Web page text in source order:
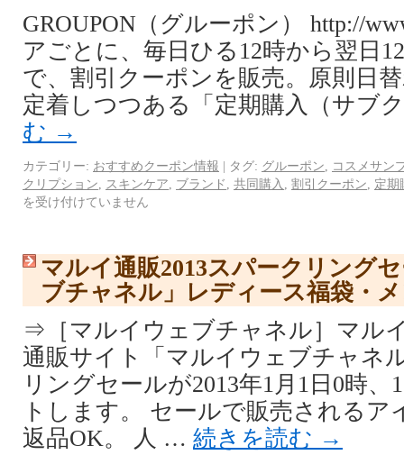
GROUPON（グルーポン） http://
アごとに、毎日ひる12時から翌日
で、割引クーポンを販売。原則日
定着しつつある「定期購入（サブ
む →
カテゴリー: おすすめクーポン情報 | タグ: グルーポン
コスメサン
クリプション
スキンケア ブランド 共同購入 割引クーポン
定期
を受け付けていません
マルイ通販2013スパークリング
ブチャネル」レディース福袋・
⇒［マルイウェブチャネル］マル
通販サイト「マルイウェブチャネ
リングセールが2013年1月1日0時、
トします。 セールで販売されるア
返品OK。 人 … 続きを読む →